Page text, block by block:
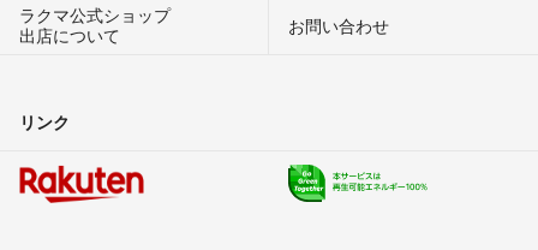
ラクマ公式ショップ
出店について
お問い合わせ
リンク